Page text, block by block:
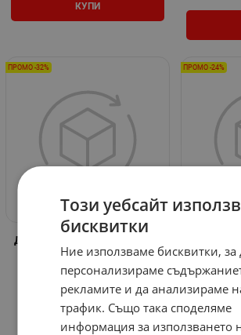
КУПИ
Дозатор за течен сапун OKD
Арт.№: Vo 575775
21.47 €
14.66 € 28.67 лв.
ПРОМО -32%
дозатор
40.26
ПРОМО -24%
Този уебсайт
бисквитки
Ние използваме бисквитки, за
персонализираме
рекламите и да анализираме
трафик. Също така споделяме
информация за използването